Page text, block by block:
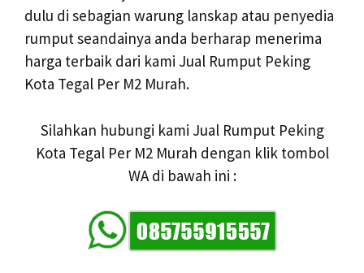
dulu di sebagian warung lanskap atau penyedia
rumput seandainya anda berharap menerima
harga terbaik dari kami Jual Rumput Peking
Kota Tegal Per M2 Murah.
Silahkan hubungi kami Jual Rumput Peking
Kota Tegal Per M2 Murah dengan klik tombol
WA di bawah ini :